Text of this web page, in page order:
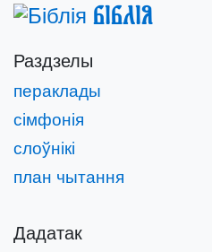
Біблія
Раздзелы
пераклады
сімфонія
слоўнікі
план чытання
Дадатак